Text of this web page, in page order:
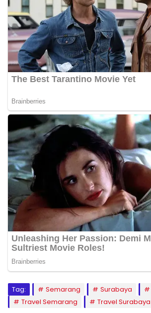
Tag: Semarang Surabaya
Travel Semarang
Travel Surabaya